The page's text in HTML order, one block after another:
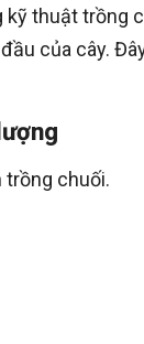
thuật trồng
của cây.
trồng chuối.